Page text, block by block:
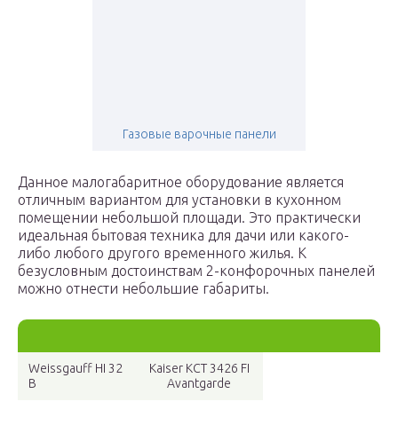
Газовые варочные панели
Данное малогабаритное оборудование является
отличным вариантом для установки в кухонном
помещении небольшой площади. Это практически
идеальная бытовая техника для дачи или какого-
либо любого другого временного жилья. К
безусловным достоинствам 2-конфорочных панелей
можно отнести небольшие габариты.
Weissgauff HI 32
B
Kaiser KCT 3426 FI
Avantgarde